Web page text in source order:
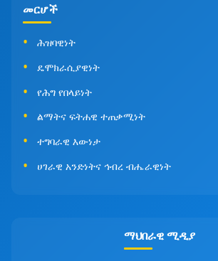
መርሆች
ሕዝባዊነት
ዴሞክራሲያዊነት
የሕግ የበላይነት
ልማትና ፍትሐዊ ተጠቃሚነት
ተግባራዊ እውነታ
ሀገራዊ አንድነትና ኅብረ ብሔራዊነት
ማህበራዊ ሚዲያ